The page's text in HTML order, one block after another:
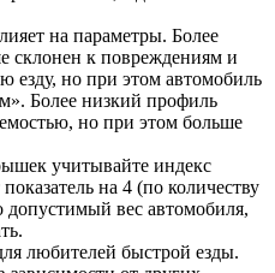
на параметры. Более
склонен к повреждениям и
езду, но при этом автомобиль
Более низкий профиль
но при этом больше
учитывайте индекс
на 4 (по количеству
допустимый вес автомобиля,
любителей быстрой езды.